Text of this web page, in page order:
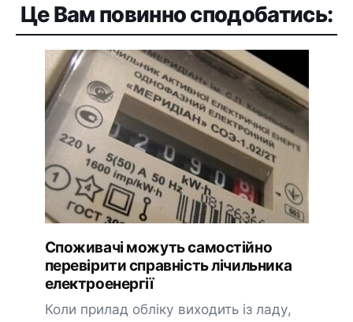
Це Вам повинно сподобатись:
Споживачі можуть самостійно
перевірити справність лічильника
електроенергії
Коли прилад обліку виходить із ладу,